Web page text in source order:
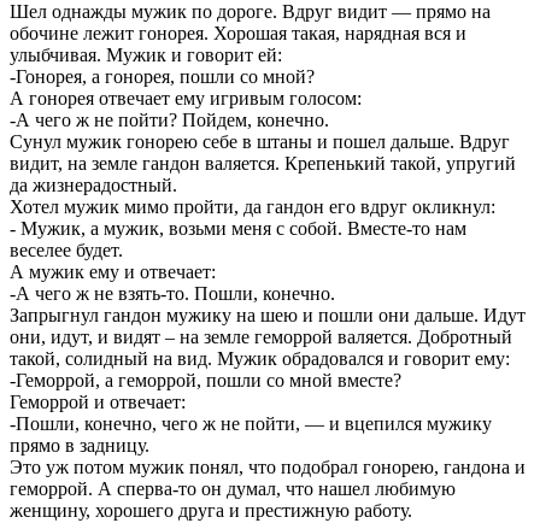
Шел однажды мужик по дороге. Вдруг видит — прямо на
обочине лежит гонорея. Хорошая такая, нарядная вся и
улыбчивая. Мужик и говорит ей:
-Гонорея, а гонорея, пошли со мной?
А гонорея отвечает ему игривым голосом:
-А чего ж не пойти? Пойдем, конечно.
Сунул мужик гонорею себе в штаны и пошел дальше. Вдруг
видит, на земле гандон валяется. Крепенький такой, упругий
да жизнерадостный.
Хотел мужик мимо пройти, да гандон его вдруг окликнул:
- Мужик, а мужик, возьми меня с собой. Вместе-то нам
веселее будет.
А мужик ему и отвечает:
-А чего ж не взять-то. Пошли, конечно.
Запрыгнул гандон мужику на шею и пошли они дальше. Идут
они, идут, и видят – на земле геморрой валяется. Добротный
такой, солидный на вид. Мужик обрадовался и говорит ему:
-Геморрой, а геморрой, пошли со мной вместе?
Геморрой и отвечает:
-Пошли, конечно, чего ж не пойти, — и вцепился мужику
прямо в задницу.
Это уж потом мужик понял, что подобрал гонорею, гандона и
геморрой. А сперва-то он думал, что нашел любимую
женщину, хорошего друга и престижную работу.